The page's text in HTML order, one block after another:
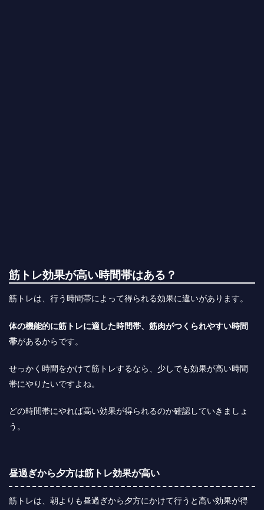
筋トレ効果が高い時間帯はある？
筋トレは、行う時間帯によって得られる効果に違いがあります。
体の機能的に筋トレに適した時間帯、筋肉がつくられやすい時間
帯があるからです。
せっかく時間をかけて筋トレするなら、少しでも効果が高い時間
帯にやりたいですよね。
どの時間帯にやれば高い効果が得られるのか確認していきましょ
う。
昼過ぎから夕方は筋トレ効果が高い
筋トレは、朝よりも昼過ぎから夕方にかけて行うと高い効果が得